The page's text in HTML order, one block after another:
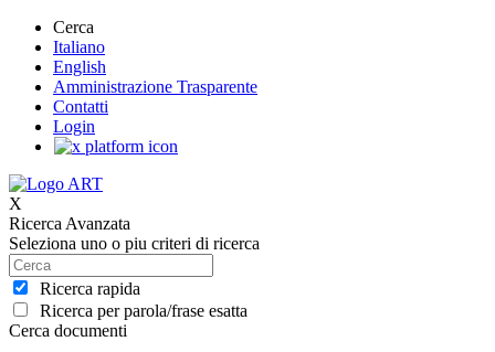
Cerca
Italiano
English
Amministrazione Trasparente
Contatti
Login
X
Ricerca Avanzata
Seleziona uno o piu criteri di ricerca
Ricerca rapida
Ricerca per parola/frase esatta
Cerca documenti